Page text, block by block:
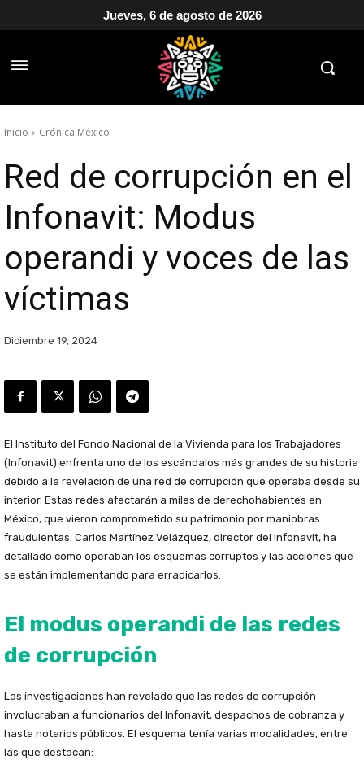
Jueves, 6 de agosto de 2026
Inicio Crónica México
Red de corrupción en el
Infonavit: Modus
operandi y voces de las
víctimas
Diciembre 19, 2024
El Instituto del Fondo Nacional de la Vivienda para los Trabajadores
(Infonavit) enfrenta uno de los escándalos más grandes de su historia
debido a la revelación de una red de corrupción que operaba desde su
interior. Estas redes afectarán a miles de derechohabientes en
México, que vieron comprometido su patrimonio por maniobras
fraudulentas. Carlos Martínez Velázquez, director del Infonavit, ha
detallado cómo operaban los esquemas corruptos y las acciones que
se están implementando para erradicarlos.
El modus operandi de las redes
de corrupción
Las investigaciones han revelado que las redes de corrupción
involucraban a funcionarios del Infonavit, despachos de cobranza y
hasta notarios públicos. El esquema tenía varias modalidades, entre
las que destacan: